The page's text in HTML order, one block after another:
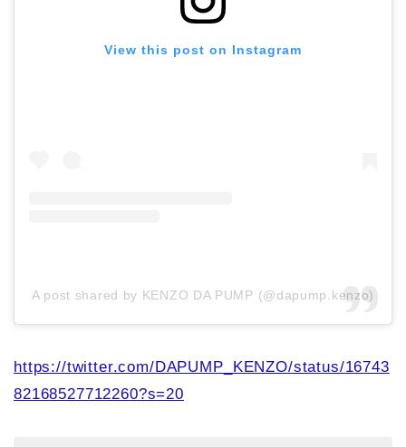
View this post on Instagram
A post shared by KENZO DA PUMP (@dapump.kenzo)
https://twitter.com/DAPUMP_KENZO/status/16743
82168527712260?s=20